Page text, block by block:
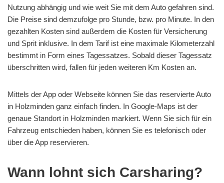
Nutzung abhängig und wie weit Sie mit dem Auto gefahren sind.
Die Preise sind demzufolge pro Stunde, bzw. pro Minute. In den
gezahlten Kosten sind außerdem die Kosten für Versicherung
und Sprit inklusive. In dem Tarif ist eine maximale Kilometerzahl
bestimmt in Form eines Tagessatzes. Sobald dieser Tagessatz
überschritten wird, fallen für jeden weiteren Km Kosten an.
Mittels der App oder Webseite können Sie das reservierte Auto
in Holzminden ganz einfach finden. In Google-Maps ist der
genaue Standort in Holzminden markiert. Wenn Sie sich für ein
Fahrzeug entschieden haben, können Sie es telefonisch oder
über die App reservieren.
Wann lohnt sich Carsharing?